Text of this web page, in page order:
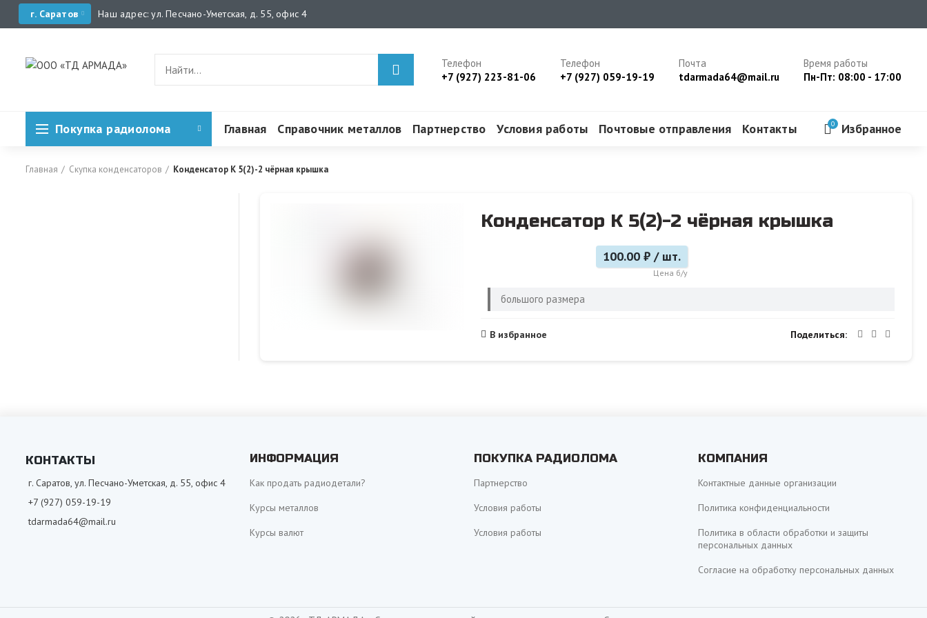
г. Саратов Наш адрес: ул. Песчано-Уметская, д. 55, офис 4
Телефон
+7 (927) 223-81-06
Телефон
+7 (927) 059-19-19
Почта
tdarmada64@mail.ru
Время работы
Пн-Пт: 08:00 - 17:00
Покупка радиолома Главная Справочник металлов Партнерство Условия работы Почтовые отправления Контакты 0 Избранное
Главная Скупка конденсаторов Конденсатор К 5(2)-2 чёрная крышка
Конденсатор К 5(2)-2 чёрная крышка
100.00 ₽ / шт.
Цена б/у
большого размера
В избранное Поделиться
КОНТАКТЫ
г. Саратов, ул. Песчано-Уметская, д. 55, офис 4
+7 (927) 059-19-19
tdarmada64@mail.ru
ИНФОРМАЦИЯ
Как продать радиодетали?
Курсы металлов
Курсы валют
ПОКУПКА РАДИОЛОМА
Партнерство
Условия работы
Условия работы
КОМПАНИЯ
Контактные данные организации
Политика конфиденциальности
Политика в области обработки и защиты
персональных данных
Согласие на обработку персональных данных